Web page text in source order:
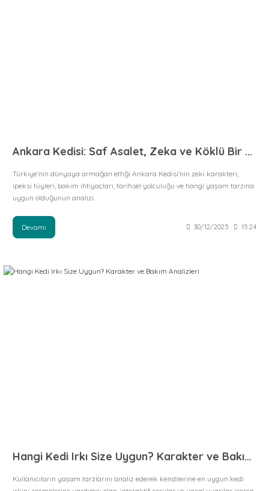
Ankara Kedisi: Saf Asalet, Zeka ve Köklü Bir Tarihçe
Türkiye'nin dünyaya armağan ettiği Ankara Kedisi'nin zeki karakteri,
ipeksi tüyleri, bakım ihtiyaçları, tarihsel yolculuğu ve hangi yaşam tarzına
uygun olduğunun analizi.
Devamı 30/12/2025 15:24
Hangi Kedi Irkı Size Uygun? Karakter ve Bakım Analizleri
Kullanıcıların yaşam tarzlarını analiz ederek kendilerine en uygun kedi